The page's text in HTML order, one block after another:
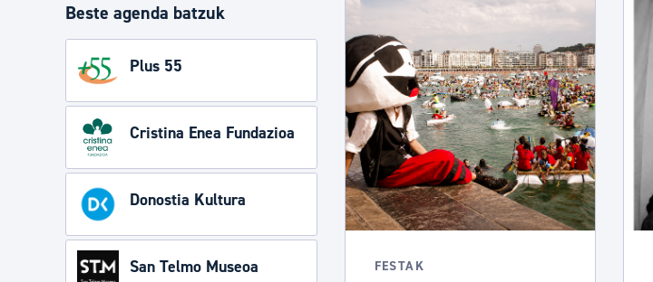
Beste agenda batzuk
Plus 55
Cristina Enea Fundazioa
Donostia Kultura
San Telmo Museoa FESTAK